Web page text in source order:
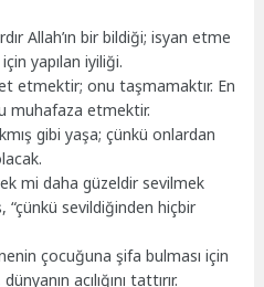
Allah’ın bir bildiği; isyan etme
yapılan iyiliği.
etmektir; onu taşmamaktır. En
muhafaza etmektir.
gibi yaşa; çünkü onlardan
mi daha güzeldir sevilmek
“çünkü sevildiğinden hiçbir
çocuğuna şifa bulması için
acılığını tattırır.